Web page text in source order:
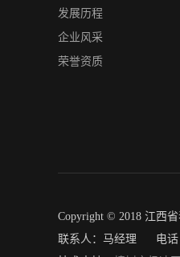
发展历程
企业风采
荣誉资质
Copyright © 2018 江西
联系人：马经理 电话